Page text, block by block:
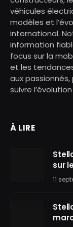
véhicules
modèles et
international.
information
focus sur la
et les
aux
suivre
À LIRE
sur
11